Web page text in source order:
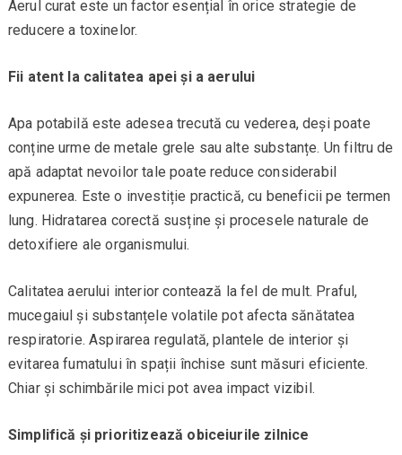
Aerul curat este un factor esențial în orice strategie de
reducere a toxinelor.
Fii atent la calitatea apei și a aerului
Apa potabilă este adesea trecută cu vederea, deși poate
conține urme de metale grele sau alte substanțe. Un filtru de
apă adaptat nevoilor tale poate reduce considerabil
expunerea. Este o investiție practică, cu beneficii pe termen
lung. Hidratarea corectă susține și procesele naturale de
detoxifiere ale organismului.
Calitatea aerului interior contează la fel de mult. Praful,
mucegaiul și substanțele volatile pot afecta sănătatea
respiratorie. Aspirarea regulată, plantele de interior și
evitarea fumatului în spații închise sunt măsuri eficiente.
Chiar și schimbările mici pot avea impact vizibil.
Simplifică și prioritizează obiceiurile zilnice